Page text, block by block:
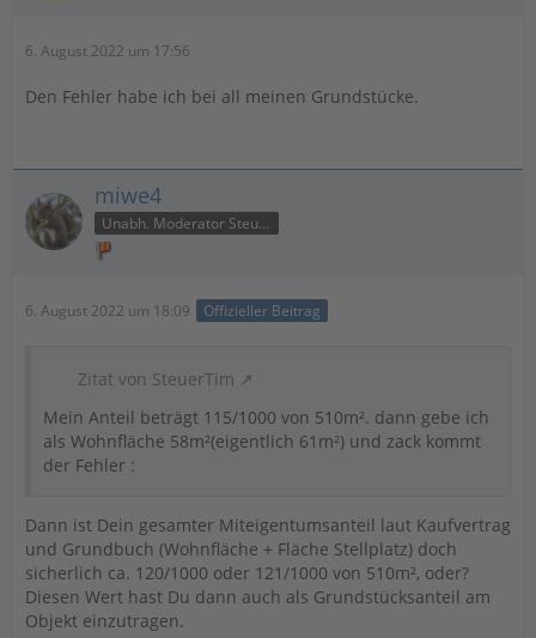
6. August 2022 um 17:56
Den Fehler habe ich bei all meinen Grundstücke.
miwe4
Unabh. Moderator Steuer
6. August 2022 um 18:09 Offizieller Beitrag
Zitat von SteuerTim
Mein Anteil beträgt 115/1000 von 510m². dann gebe ich
als Wohnfläche 58m²(eigentlich 61m²) und zack kommt
der Fehler :
Dann ist Dein gesamter Miteigentumsanteil laut Kaufvertrag
und Grundbuch (Wohnfläche + Fläche Stellplatz) doch
sicherlich ca. 120/1000 oder 121/1000 von 510m², oder?
Diesen Wert hast Du dann auch als Grundstücksanteil am
Objekt einzutragen.